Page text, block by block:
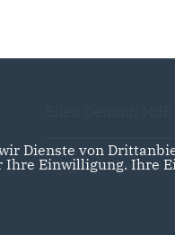
Mitgliederbereich
Dienste von
Ihre Einwilligung. Ihre